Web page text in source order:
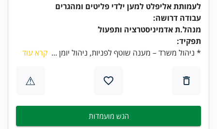
לעמותת אליפלט למען ילדי פליטים ומהגרים
עבודה דרושה:
מנהל.ת אדמיניסטרציה ותפעול
תפקיד:
* ניהול משרד – מענה שוטף לפניות, ניהול יומן ... קרא עוד
⚠
הגש מועמדות